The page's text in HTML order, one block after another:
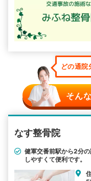
どの通院
そん
なす整骨院
健軍交番前駅から2分
しやすくて便利です。